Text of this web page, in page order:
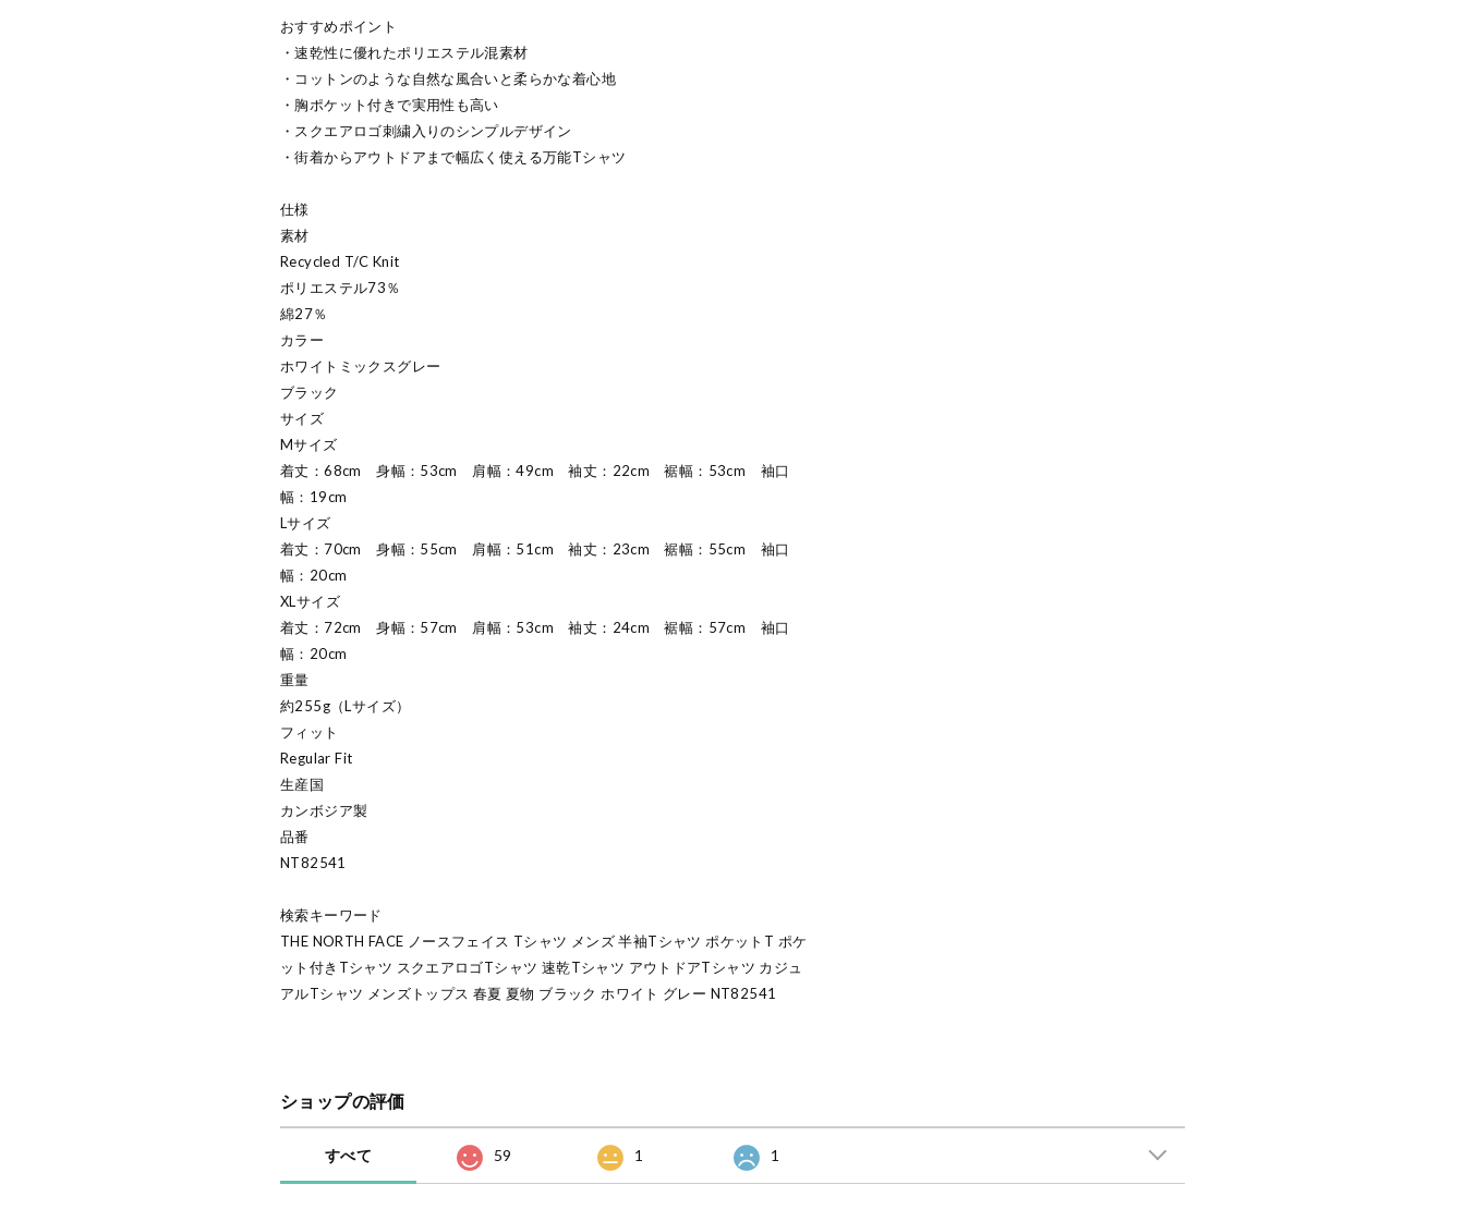
おすすめポイント
・速乾性に優れたポリエステル混素材
・コットンのような自然な風合いと柔らかな着心地
・胸ポケット付きで実用性も高い
・スクエアロゴ刺繍入りのシンプルデザイン
・街着からアウトドアまで幅広く使える万能Tシャツ
仕様
素材
Recycled T/C Knit
ポリエステル73％
綿27％
カラー
ホワイトミックスグレー
ブラック
サイズ
Mサイズ
着丈：68cm 身幅：53cm 肩幅：49cm 袖丈：22cm 裾幅：53cm 袖口
幅：19cm
Lサイズ
着丈：70cm 身幅：55cm 肩幅：51cm 袖丈：23cm 裾幅：55cm 袖口
幅：20cm
XLサイズ
着丈：72cm 身幅：57cm 肩幅：53cm 袖丈：24cm 裾幅：57cm 袖口
幅：20cm
重量
約255g（Lサイズ）
フィット
Regular Fit
生産国
カンボジア製
品番
NT82541
検索キーワード
THE NORTH FACE ノースフェイス Tシャツ メンズ 半袖Tシャツ ポケットT ポケ
ット付きTシャツ スクエアロゴTシャツ 速乾Tシャツ アウトドアTシャツ カジュ
アルTシャツ メンズトップス 春夏 夏物 ブラック ホワイト グレー NT82541
ショップの評価
すべて 59 1 1